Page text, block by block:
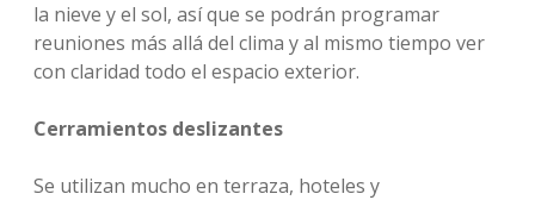
la nieve y el sol, así que se podrán programar
reuniones más allá del clima y al mismo tiempo ver
con claridad todo el espacio exterior.
Cerramientos deslizantes
Se utilizan mucho en terraza, hoteles y